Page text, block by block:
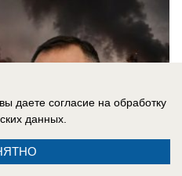
даете согласие на обработку
данных.